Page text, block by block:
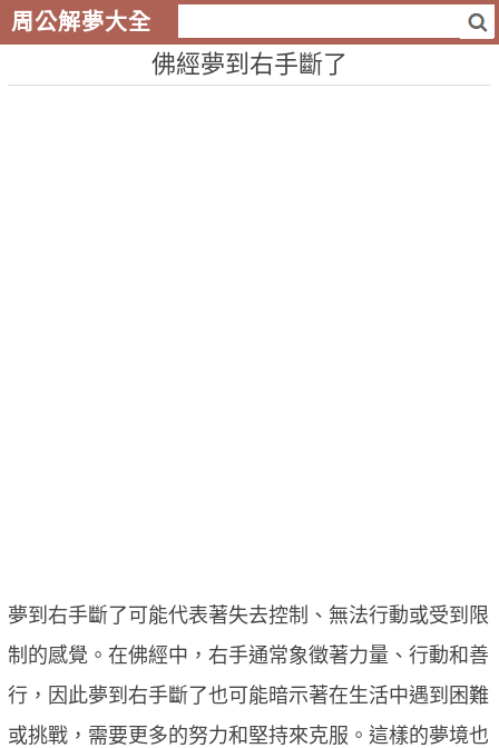
周公解夢大全
佛經夢到右手斷了
夢到右手斷了可能代表著失去控制、無法行動或受到限
制的感覺。在佛經中，右手通常象徵著力量、行動和善
行，因此夢到右手斷了也可能暗示著在生活中遇到困難
或挑戰，需要更多的努力和堅持來克服。這樣的夢境也